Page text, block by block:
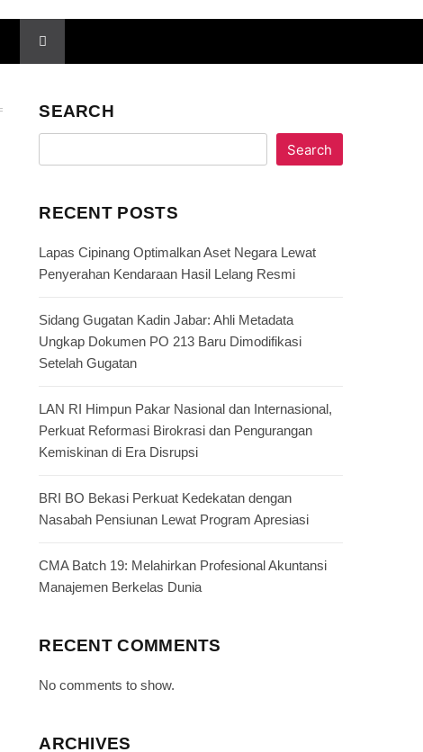
SEARCH
Search
RECENT POSTS
Lapas Cipinang Optimalkan Aset Negara Lewat
Penyerahan Kendaraan Hasil Lelang Resmi
Sidang Gugatan Kadin Jabar: Ahli Metadata
Ungkap Dokumen PO 213 Baru Dimodifikasi
Setelah Gugatan
LAN RI Himpun Pakar Nasional dan Internasional,
Perkuat Reformasi Birokrasi dan Pengurangan
Kemiskinan di Era Disrupsi
BRI BO Bekasi Perkuat Kedekatan dengan
Nasabah Pensiunan Lewat Program Apresiasi
CMA Batch 19: Melahirkan Profesional Akuntansi
Manajemen Berkelas Dunia
RECENT COMMENTS
No comments to show.
ARCHIVES